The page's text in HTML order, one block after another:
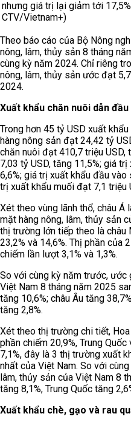
nhưng giá trị lại giảm tới
CTV/Vietnam+)
Theo báo cáo của Bộ Nông
nông, lâm, thủy sản 8 tháng
cùng kỳ năm 2024. Chỉ riêng
nông, lâm, thủy sản ước đạt
2024.
Xuất khẩu chăn nuôi dẫn
Trong hơn 45 tỷ USD xuất
hàng nông sản đạt 24,42 tỷ
chăn nuôi đạt 410,7 triệu
7,03 tỷ USD, tăng 11,5%; giá
6,6%; giá trị xuất khẩu đầu
trị xuất khẩu muối đạt 7,1 triệu
Xét theo vùng lãnh thổ, châu
mặt hàng nông, lâm, thủy sản
thị trường lớn tiếp theo là châu
23,2% và 14,6%. Thị phần của
chiếm lần lượt 3,1% và 1,3%.
So với cùng kỳ năm trước, ước
Việt Nam 8 tháng năm 2025
tăng 10,6%; châu Âu tăng
tăng 2,8%.
Xét theo thị trường chi tiết,
phần chiếm 20,9%, Trung
7,1%, đây là 3 thị trường xuất
nhất của Việt Nam. So với
lâm, thủy sản của Việt Nam 8
tăng 8,1%, Trung Quốc tăng
Xuất khẩu chè, gạo và rau